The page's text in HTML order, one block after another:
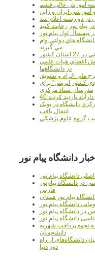
آموزش عالي قشم
آموزشي ايران و ژاپن
در دو رشته اعلام شد
پیام نور رعایت کنید
نیمسال اول پیام نور
هاي دولتي وام
مي گيرند
کشور
اعضاي هيات علمي
در دانشگاهها
ملي الزام و تشويق
كشور اتريش" براي
مدرسان ستاد مرکزي
بازديد کردند
دانشگاه در پونک
انتقال يافت
گروه علوم پزشکي
اخبار دانشگاه پیام نور
دانشگاه پیام نور
در دانشگاه پیام‌نور
فارس
پیام نور همدان
در دانشگاه پیام نور
دانشگاه پیام نور
نحوه پرداخت شهریه
دانشجویان
دانشگاه‌های از راه
دور دنیا